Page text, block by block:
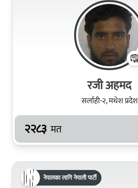
रजी अहमद
सर्लाही-२, मधेश प्रदेश
२२८३ मत
नेपालका लागि नेपाली पार्टी